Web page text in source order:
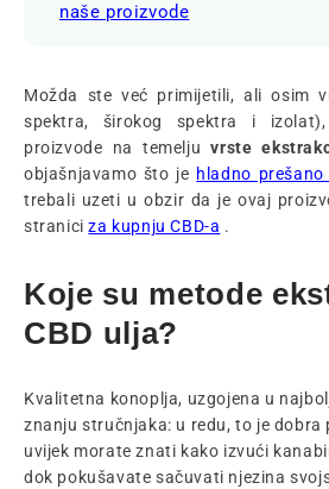
naše proizvode
Možda ste već primijetili, ali osim
spektra, širokog spektra i izolat),
proizvode na temeljuvrste
objašnjavamo što je hladno prešano
trebali uzeti u obzir da je ovaj
straniciza kupnju CBD-a .
Koje su metode
CBD ulja?
Kvalitetna konoplja, uzgojena u
znanju stručnjaka: u redu, to je dobra
uvijek morate znati kako izvući
dok pokušavate sačuvati njezina